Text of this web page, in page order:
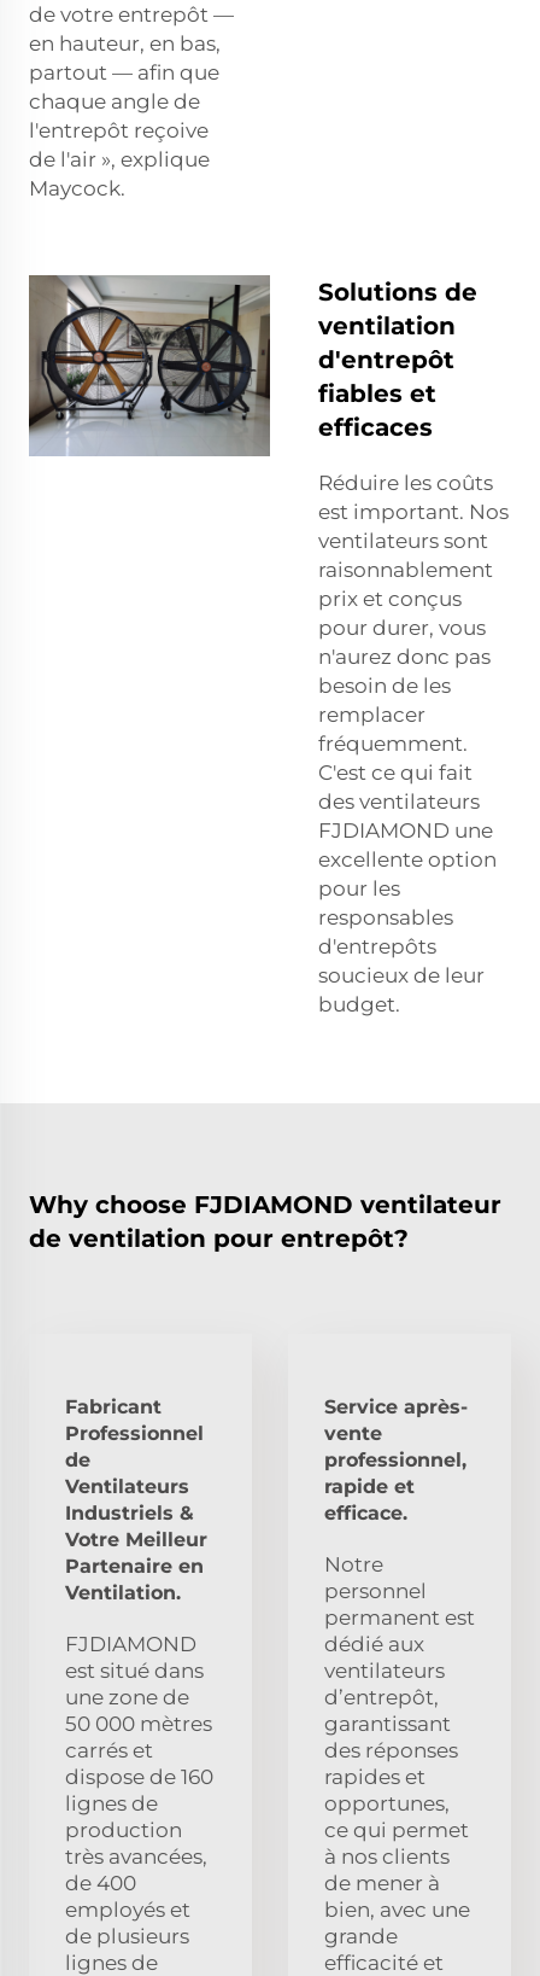
de votre entrepôt —
en hauteur, en bas,
partout — afin que
chaque angle de
l'entrepôt reçoive
de l'air », explique
Maycock.
Solutions de
ventilation
d'entrepôt
fiables et
efficaces
Réduire les coûts
est important. Nos
ventilateurs sont
raisonnablement
prix et conçus
pour durer, vous
n'aurez donc pas
besoin de les
remplacer
fréquemment.
C'est ce qui fait
des ventilateurs
FJDIAMOND une
excellente option
pour les
responsables
d'entrepôts
soucieux de leur
budget.
Why choose FJDIAMOND ventilateur
de ventilation pour entrepôt?
Fabricant
Professionnel
de
Ventilateurs
Industriels &
Votre Meilleur
Partenaire en
Ventilation.
FJDIAMOND
est situé dans
une zone de
50 000 mètres
carrés et
dispose de 160
lignes de
production
très avancées,
de 400
employés et
de plusieurs
lignes de
Service après-
vente
professionnel,
rapide et
efficace.
Notre
personnel
permanent est
dédié aux
ventilateurs
d’entrepôt,
garantissant
des réponses
rapides et
opportunes,
ce qui permet
à nos clients
de mener à
bien, avec une
grande
efficacité et